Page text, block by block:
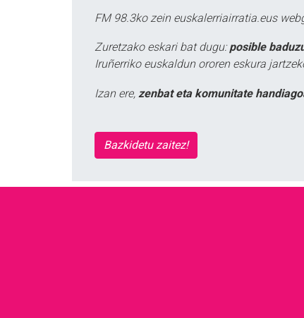
FM 98.3ko zein euskalerriairratia.eus
Zuretzako eskari bat dugu: posible
Iruñerriko euskaldun ororen eskura
Izan ere, zenbat eta komunitate
Bazkidetu zaitez!